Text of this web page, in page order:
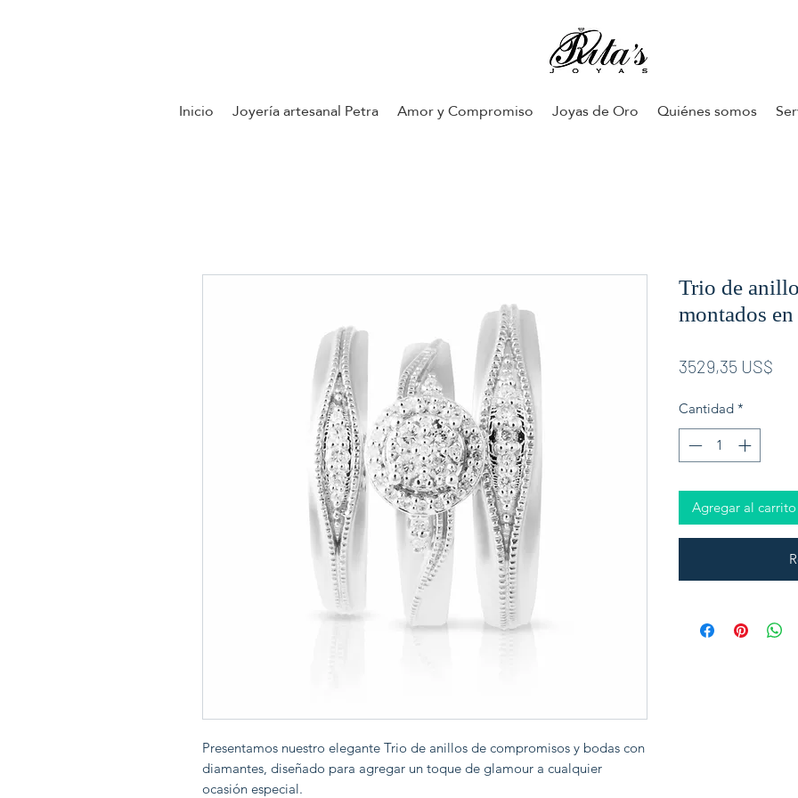
Inicio Joyería artesanal Petra Amor y Compromiso Joyas de Oro Quiénes somos
Presentamos nuestro elegante Trio de anillos de compromisos y bodas con
diamantes, diseñado para agregar un toque de glamour a cualquier
ocasión especial.
Trio de
montados
3529,35 US$
Cantidad *
Agregar al carrito